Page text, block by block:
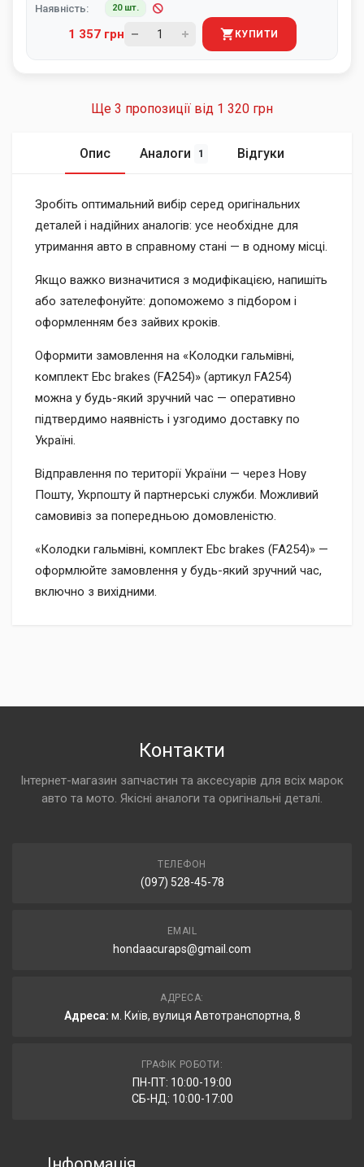
Наявність: 20 шт.
1 357 грн КУПИТИ
Ще 3 пропозиції від 1 320 грн
Опис Аналоги 1 Відгуки
Зробіть оптимальний вибір серед оригінальних
деталей і надійних аналогів: усе необхідне для
утримання авто в справному стані — в одному місці.
Якщо важко визначитися з модифікацією, напишіть
або зателефонуйте: допоможемо з підбором і
оформленням без зайвих кроків.
Оформити замовлення на «Колодки гальмівні,
комплект Ebc brakes (FA254)» (артикул FA254)
можна у будь-який зручний час — оперативно
підтвердимо наявність і узгодимо доставку по
Україні.
Відправлення по території України — через Нову
Пошту, Укрпошту й партнерські служби. Можливий
самовивіз за попередньою домовленістю.
«Колодки гальмівні, комплект Ebc brakes (FA254)» —
оформлюйте замовлення у будь-який зручний час,
включно з вихідними.
Контакти
Інтернет-магазин запчастин та аксесуарів для всіх марок
авто та мото. Якісні аналоги та оригінальні деталі.
ТЕЛЕФОН
(097) 528-45-78
EMAIL
hondaacuraps@gmail.com
АДРЕСА:
Адреса: м. Київ, вулиця Автотранспортна, 8
ГРАФІК РОБОТИ:
ПН-ПТ: 10:00-19:00
СБ-НД: 10:00-17:00